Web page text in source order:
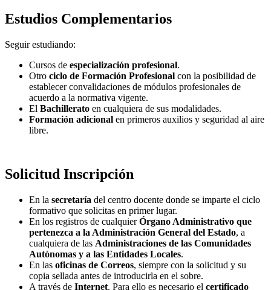
Estudios Complementarios
Seguir estudiando:
Cursos de especialización profesional.
Otro ciclo de Formación Profesional con la posibilidad de
establecer convalidaciones de módulos profesionales de
acuerdo a la normativa vigente.
El Bachillerato en cualquiera de sus modalidades.
Formación adicional en primeros auxilios y seguridad al aire
libre.
Solicitud Inscripción
En la secretaría del centro docente donde se imparte el ciclo
formativo que solicitas en primer lugar.
En los registros de cualquierÓrgano Administrativo que
pertenezca a la Administración General del Estado, a
cualquiera de las Administraciones de las Comunidades
Autónomas y a las Entidades Locales.
En las oficinas de Correos, siempre con la solicitud y su
copia sellada antes de introducirla en el sobre.
A través de Internet. Para ello es necesario el certificado